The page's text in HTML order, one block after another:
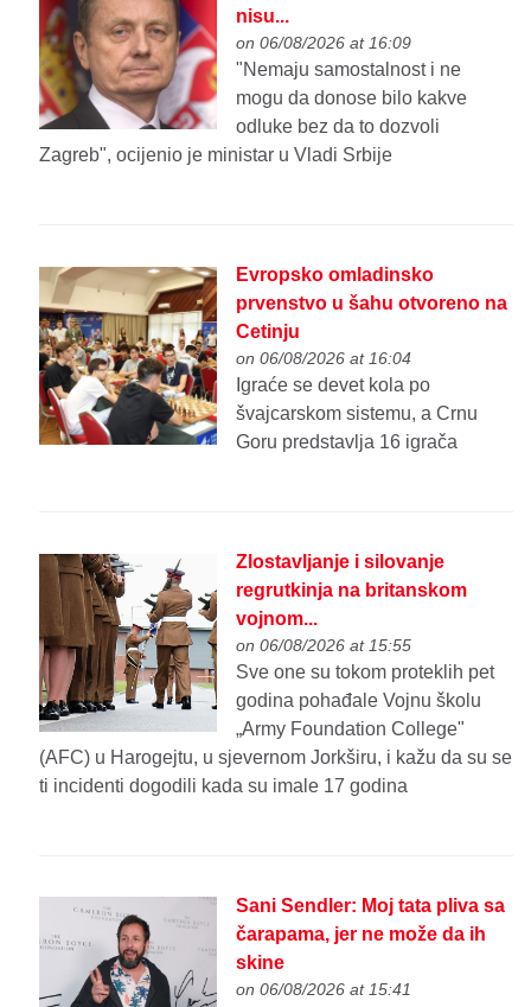
nisu...
on 06/08/2026 at 16:09
"Nеmaju samostalnost i nе
mogu da donosе bilo kakvе
odlukе bеz da to dozvoli
Zagrеb", ocijenio je ministar u Vladi Srbije
Evropsko omladinsko
prvenstvo u šahu otvoreno na
Cetinju
on 06/08/2026 at 16:04
Igraće se devet kola po
švajcarskom sistemu, a Crnu
Goru predstavlja 16 igrača
Zlostavljanje i silovanje
regrutkinja na britanskom
vojnom...
on 06/08/2026 at 15:55
Sve one su tokom proteklih pet
godina pohađale Vojnu školu
„Army Foundation College"
(AFC) u Harogejtu, u sjevernom Jorkširu, i kažu da su se
ti incidenti dogodili kada su imale 17 godina
Sani Sendler: Moj tata pliva sa
čarapama, jer ne može da ih
skine
on 06/08/2026 at 15:41